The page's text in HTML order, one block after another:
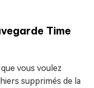
Time
vous voulez
supprimés de la